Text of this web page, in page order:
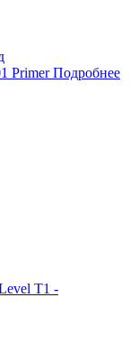
Primer Подробнее
T1 -